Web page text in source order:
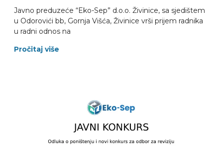
Javno preduzeće “Eko-Sep” d.o.o. Živinice, sa sjedištem
u Odorovići bb, Gornja Višća, Živinice vrši prijem radnika
u radni odnos na
Pročitaj više